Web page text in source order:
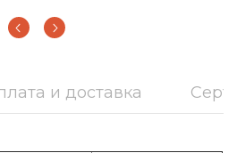
и доставка